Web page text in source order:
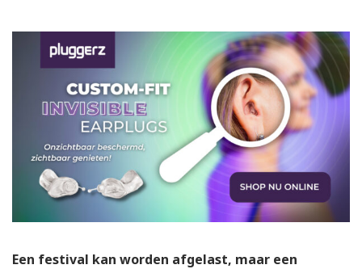
Een festival kan worden afgelast, maar een